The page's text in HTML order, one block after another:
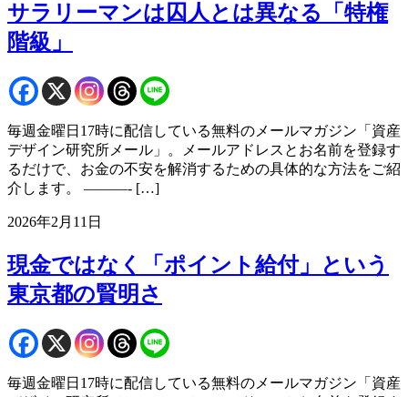
サラリーマンは囚人とは異なる「特権
階級」
毎週金曜日17時に配信している無料のメールマガジン「資産
デザイン研究所メール」。メールアドレスとお名前を登録す
るだけで、お金の不安を解消するための具体的な方法をご紹
介します。 ———- […]
2026年2月11日
現金ではなく「ポイント給付」という
東京都の賢明さ
毎週金曜日17時に配信している無料のメールマガジン「資産